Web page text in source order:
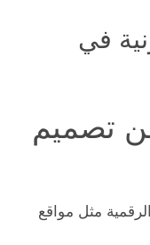
في
تصميم
مثل مواقع